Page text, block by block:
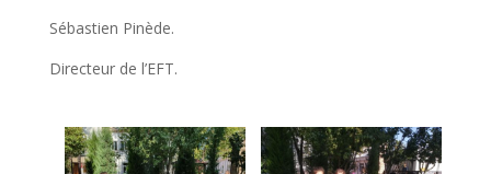
Sébastien Pinède.
Directeur de l’EFT.